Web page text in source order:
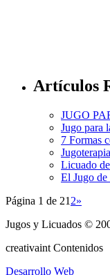
Artículos
JUGO
Jugo para
7 Formas
Licuado
El Jugo
Página 1 de 21 2»
Jugos y Licuados ©
creativaint Contenidos
Desarrollo Web